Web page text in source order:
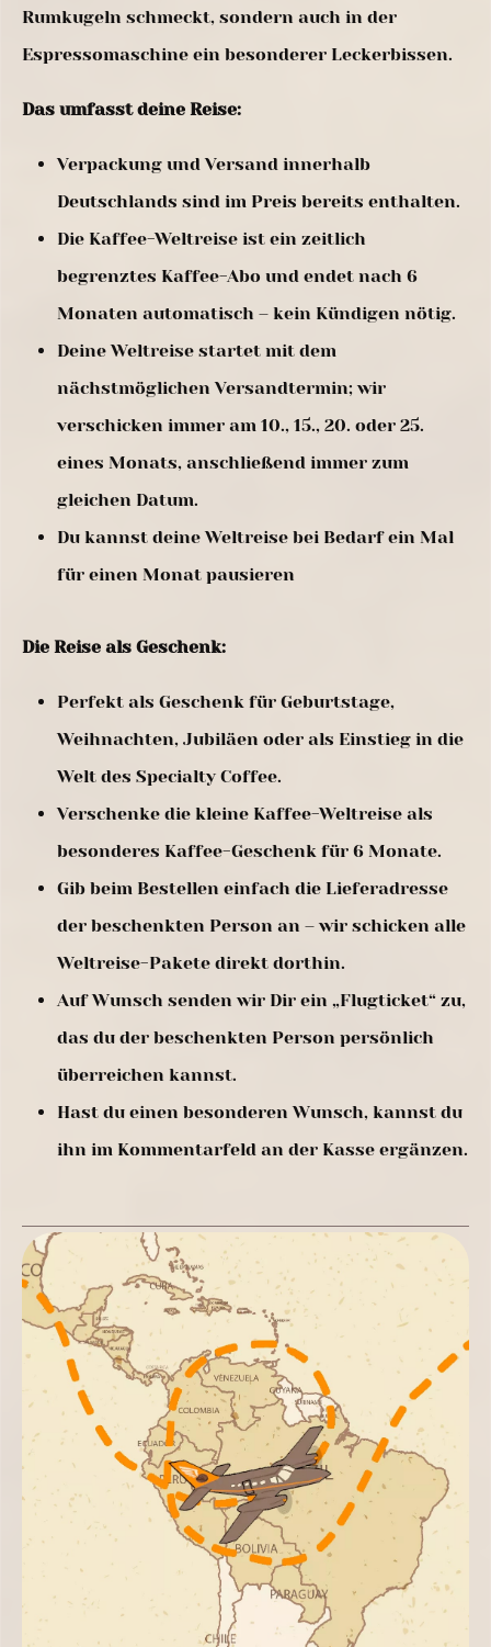
Rumkugeln schmeckt, sondern auch in der
Espressomaschine ein besonderer Leckerbissen.
Das umfasst deine Reise:
Verpackung und Versand innerhalb
Deutschlands sind im Preis bereits enthalten.
Die Kaffee-Weltreise ist ein zeitlich
begrenztes Kaffee-Abo und endet nach 6
Monaten automatisch – kein Kündigen nötig.
Deine Weltreise startet mit dem
nächstmöglichen Versandtermin; wir
verschicken immer am 10., 15., 20. oder 25.
eines Monats, anschließend immer zum
gleichen Datum.
Du kannst deine Weltreise bei Bedarf ein Mal
für einen Monat pausieren
Die Reise als Geschenk:
Perfekt als Geschenk für Geburtstage,
Weihnachten, Jubiläen oder als Einstieg in die
Welt des Specialty Coffee.
Verschenke die kleine Kaffee-Weltreise als
besonderes Kaffee-Geschenk für 6 Monate.
Gib beim Bestellen einfach die Lieferadresse
der beschenkten Person an – wir schicken alle
Weltreise-Pakete direkt dorthin.
Auf Wunsch senden wir Dir ein „Flugticket“ zu,
das du der beschenkten Person persönlich
überreichen kannst.
Hast du einen besonderen Wunsch, kannst du
ihn im Kommentarfeld an der Kasse ergänzen.